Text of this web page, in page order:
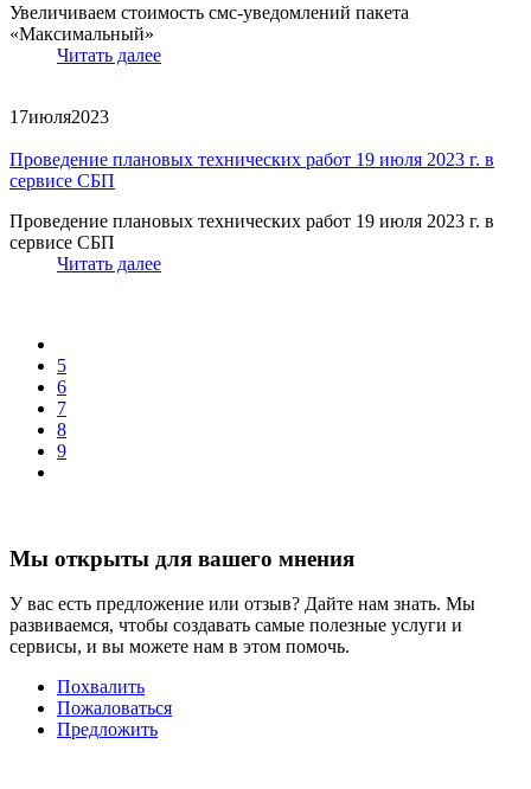
Увеличиваем стоимость смс-уведомлений пакета
«Максимальный»
Читать далее
17июля2023
Проведение плановых технических работ 19 июля 2023 г. в
сервисе СБП
Проведение плановых технических работ 19 июля 2023 г. в
сервисе СБП
Читать далее
5
6
7
8
9
Мы открыты для вашего мнения
У вас есть предложение или отзыв? Дайте нам знать. Мы
развиваемся, чтобы создавать самые полезные услуги и
сервисы, и вы можете нам в этом помочь.
Похвалить
Пожаловаться
Предложить